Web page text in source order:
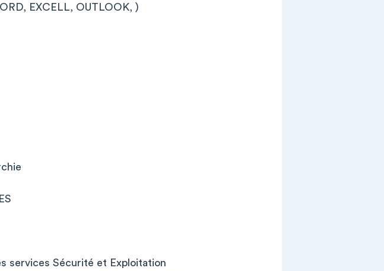
EXCELL, OUTLOOK, )
services Sécurité et Exploitation